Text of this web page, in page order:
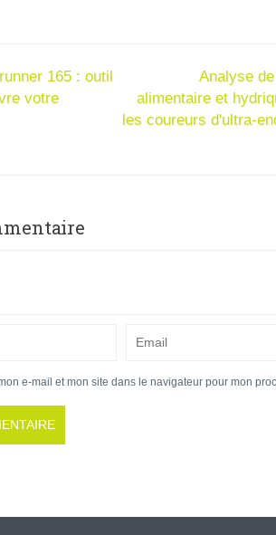
165 : outil
votre
Analyse
alimentaire et
les coureurs d'ultra-
e-mail et mon site dans le navigateur pour mon